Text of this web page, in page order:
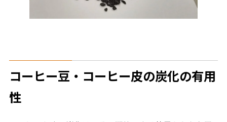
コーヒー豆・コーヒー皮の炭化の有用
性